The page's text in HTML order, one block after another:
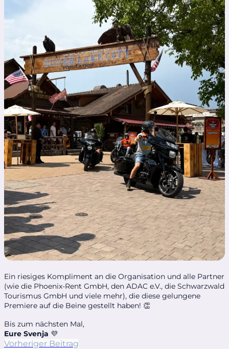
Ein riesiges Kompliment an die Organisation und alle Partner
(wie die Phoenix-Rent GmbH, den ADAC e.V., die Schwarzwald
Tourismus GmbH und viele mehr), die diese gelungene
Premiere auf die Beine gestellt haben! 👏
Bis zum nächsten Mal,
Eure Svenja 💜
Vorheriger Beitrag